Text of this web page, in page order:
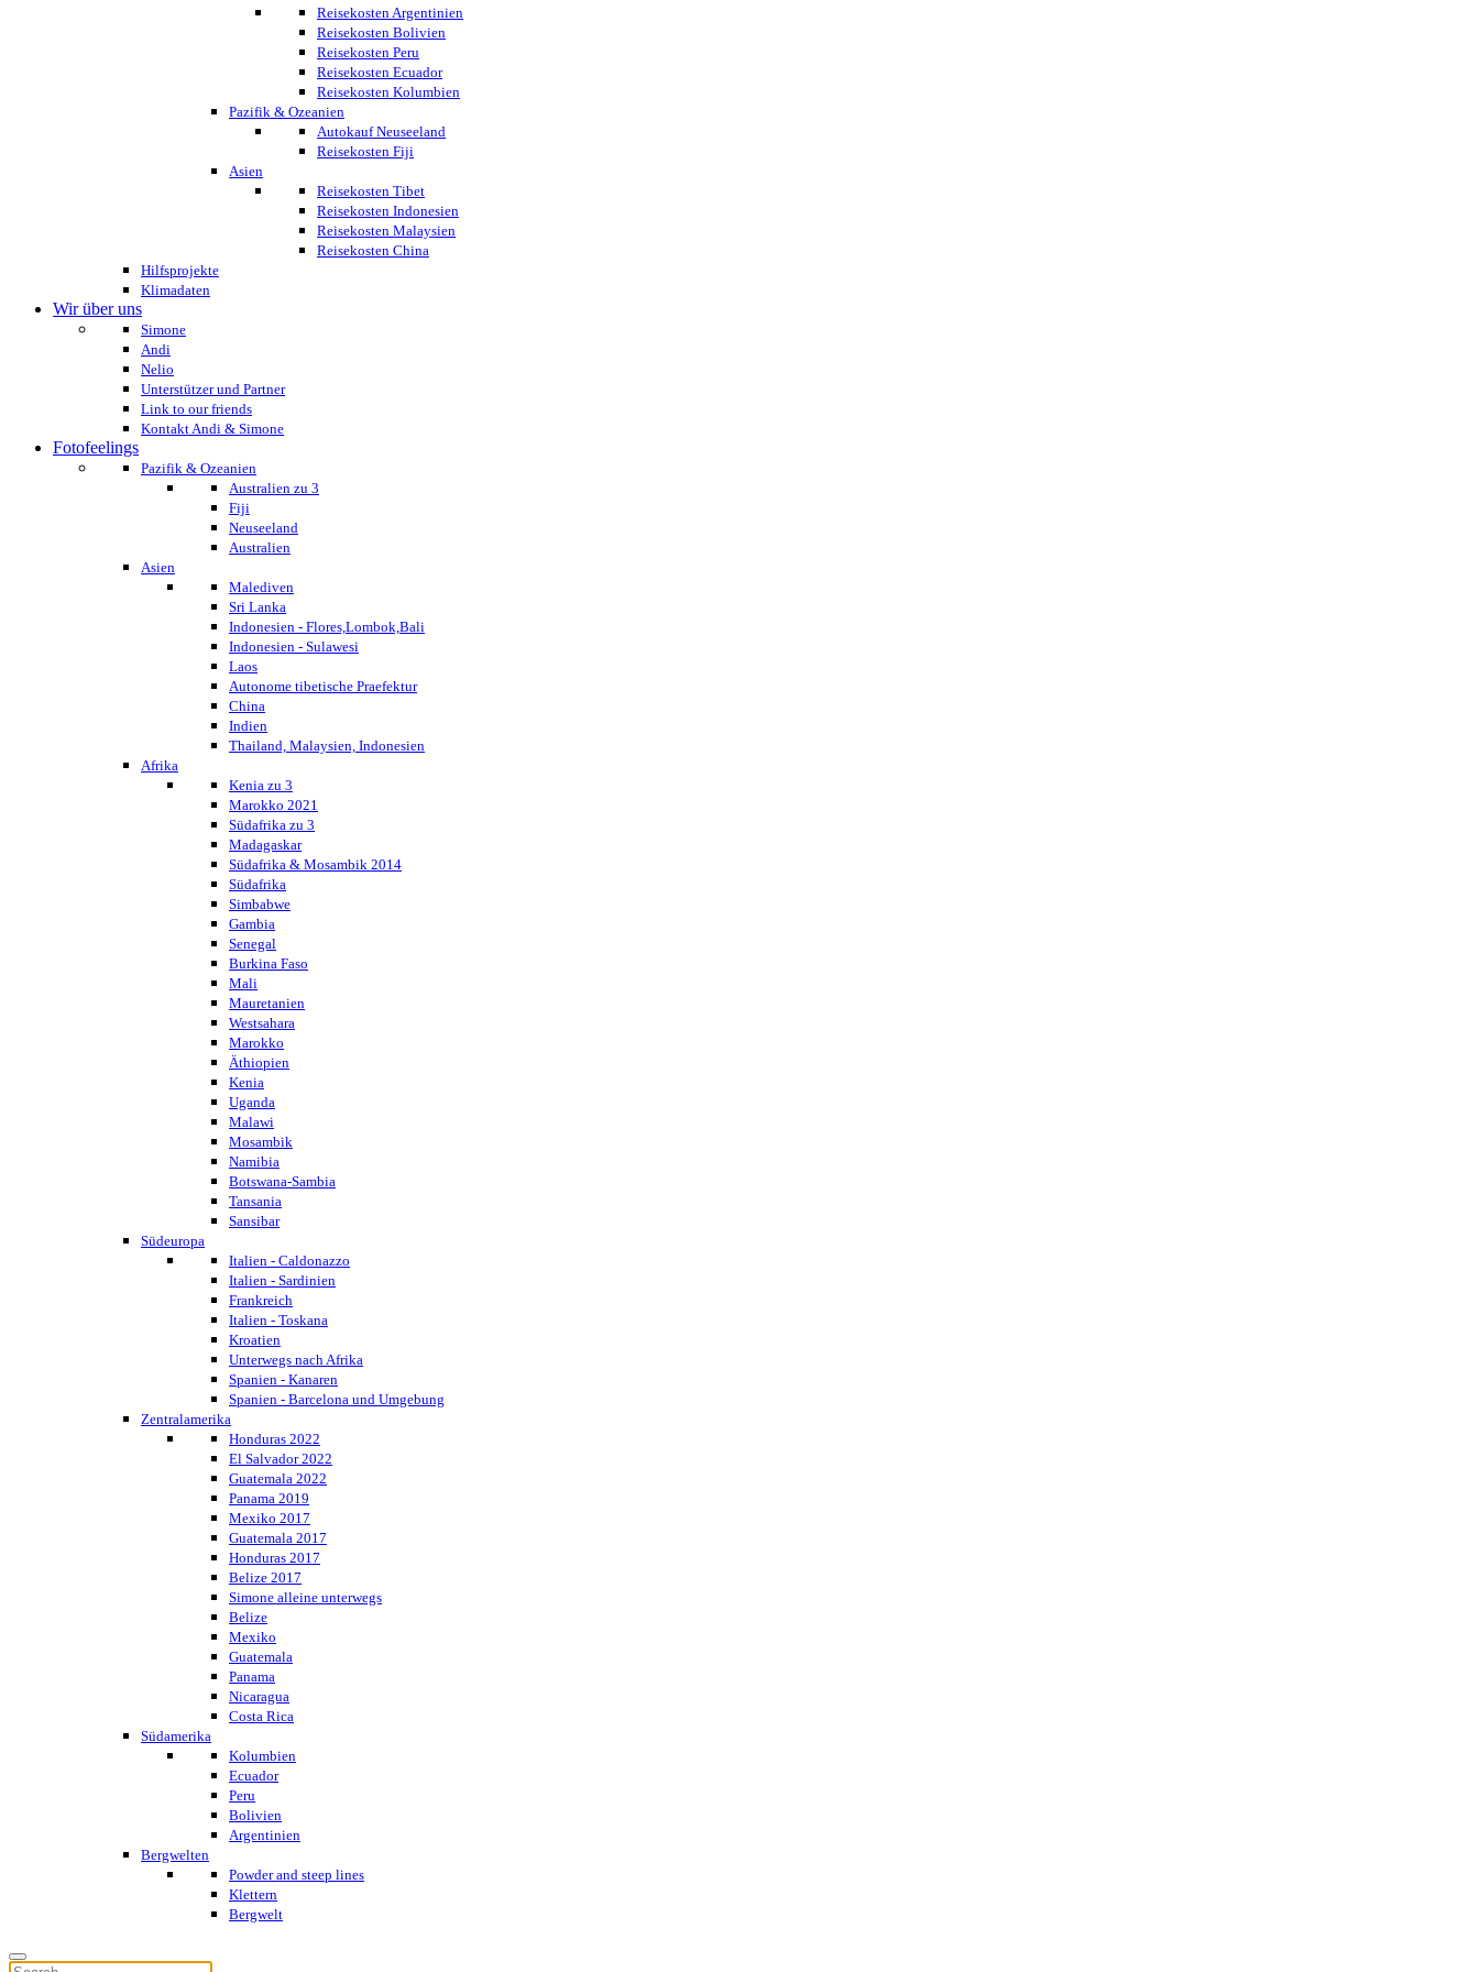
Reisekosten Argentinien
Reisekosten Bolivien
Reisekosten Peru
Reisekosten Ecuador
Reisekosten Kolumbien
Pazifik & Ozeanien
Autokauf Neuseeland
Reisekosten Fiji
Asien
Reisekosten Tibet
Reisekosten Indonesien
Reisekosten Malaysien
Reisekosten China
Hilfsprojekte
Klimadaten
Wir über uns
Simone
Andi
Nelio
Unterstützer und Partner
Link to our friends
Kontakt Andi & Simone
Fotofeelings
Pazifik & Ozeanien
Australien zu 3
Fiji
Neuseeland
Australien
Asien
Malediven
Sri Lanka
Indonesien - Flores,Lombok,Bali
Indonesien - Sulawesi
Laos
Autonome tibetische Praefektur
China
Indien
Thailand, Malaysien, Indonesien
Afrika
Kenia zu 3
Marokko 2021
Südafrika zu 3
Madagaskar
Südafrika & Mosambik 2014
Südafrika
Simbabwe
Gambia
Senegal
Burkina Faso
Mali
Mauretanien
Westsahara
Marokko
Äthiopien
Kenia
Uganda
Malawi
Mosambik
Namibia
Botswana-Sambia
Tansania
Sansibar
Südeuropa
Italien - Caldonazzo
Italien - Sardinien
Frankreich
Italien - Toskana
Kroatien
Unterwegs nach Afrika
Spanien - Kanaren
Spanien - Barcelona und Umgebung
Zentralamerika
Honduras 2022
El Salvador 2022
Guatemala 2022
Panama 2019
Mexiko 2017
Guatemala 2017
Honduras 2017
Belize 2017
Simone alleine unterwegs
Belize
Mexiko
Guatemala
Panama
Nicaragua
Costa Rica
Südamerika
Kolumbien
Ecuador
Peru
Bolivien
Argentinien
Bergwelten
Powder and steep lines
Klettern
Bergwelt